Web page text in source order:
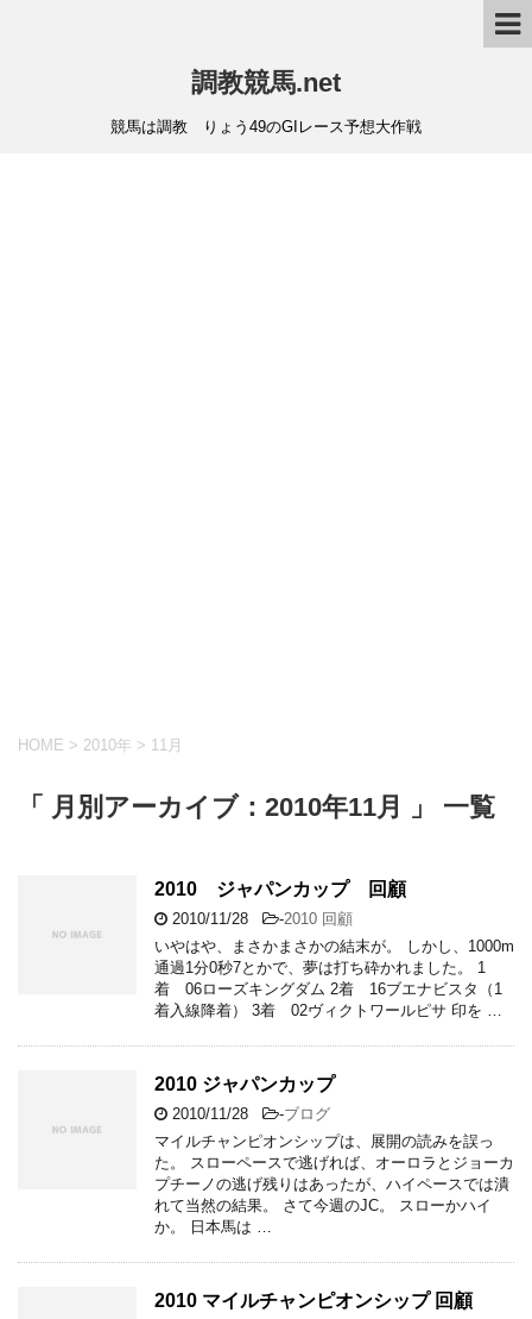
調教競馬.net
競馬は調教 りょう49のGIレース予想大作戦
HOME > 2010年 > 11月
「 月別アーカイブ：2010年11月 」 一覧
2010 ジャパンカップ 回顧
2010/11/28 -2010 回顧
いやはや、まさかまさかの結末が。 しかし、1000m
通過1分0秒7とかで、夢は打ち砕かれました。 1
着 06ローズキングダム 2着 16ブエナビスタ（1
着入線降着） 3着 02ヴィクトワールピサ 印を …
2010 ジャパンカップ
2010/11/28 -ブログ
マイルチャンピオンシップは、展開の読みを誤っ
た。 スローペースで逃げれば、オーロラとジョーカ
プチーノの逃げ残りはあったが、ハイペースでは潰
れて当然の結果。 さて今週のJC。 スローかハイ
か。 日本馬は …
2010 マイルチャンピオンシップ 回顧